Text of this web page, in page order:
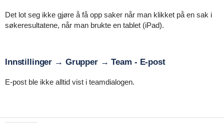
Det lot seg ikke gjøre å få opp saker når man klikket på en sak i
søkeresultatene, når man brukte en tablet (iPad).
Innstillinger → Grupper → Team - E-post
E-post ble ikke alltid vist i teamdialogen.